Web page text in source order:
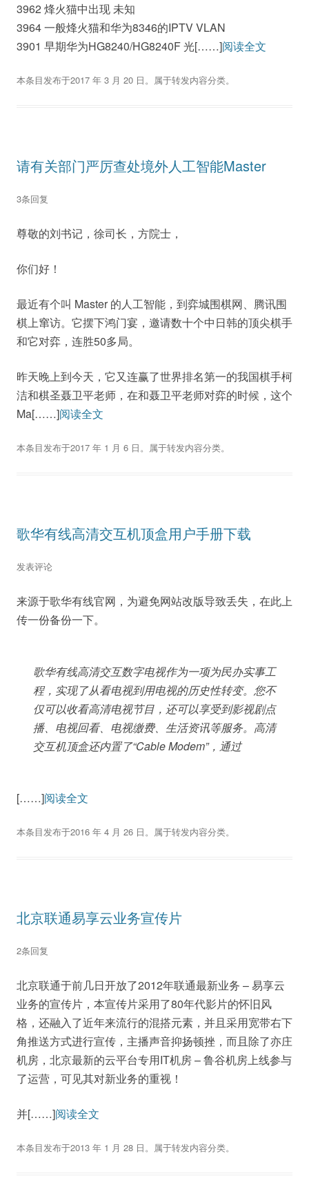
3962 烽火猫中出现 未知
3964 一般烽火猫和华为8346的IPTV VLAN
3901 早期华为HG8240/HG8240F 光[……]阅读全文
本条目发布于2017 年 3 月 20 日。属于转发内容分类。
请有关部门严厉查处境外人工智能Master
3条回复
尊敬的刘书记，徐司长，方院士，
你们好！
最近有个叫 Master 的人工智能，到弈城围棋网、腾讯围
棋上窜访。它摆下鸿门宴，邀请数十个中日韩的顶尖棋手
和它对弈，连胜50多局。
昨天晚上到今天，它又连赢了世界排名第一的我国棋手柯
洁和棋圣聂卫平老师，在和聂卫平老师对弈的时候，这个
Ma[……]阅读全文
本条目发布于2017 年 1 月 6 日。属于转发内容分类。
歌华有线高清交互机顶盒用户手册下载
发表评论
来源于歌华有线官网，为避免网站改版导致丢失，在此上
传一份备份一下。
歌华有线高清交互数字电视作为一项为民办实事工
程，实现了从看电视到用电视的历史性转变。您不
仅可以收看高清电视节目，还可以享受到影视剧点
播、电视回看、电视缴费、生活资讯等服务。高清
交互机顶盒还内置了“Cable Modem”，通过
[……]阅读全文
本条目发布于2016 年 4 月 26 日。属于转发内容分类。
北京联通易享云业务宣传片
2条回复
北京联通于前几日开放了2012年联通最新业务 – 易享云
业务的宣传片，本宣传片采用了80年代影片的怀旧风
格，还融入了近年来流行的混搭元素，并且采用宽带右下
角推送方式进行宣传，主播声音抑扬顿挫，而且除了亦庄
机房，北京最新的云平台专用IT机房 – 鲁谷机房上线参与
了运营，可见其对新业务的重视！
并[……]阅读全文
本条目发布于2013 年 1 月 28 日。属于转发内容分类。